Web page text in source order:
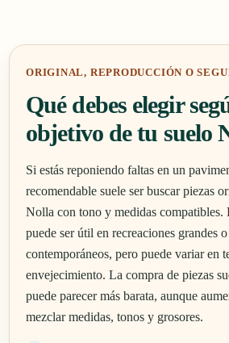
ORIGINAL, REPRODUCCIÓN O
Qué debes elegir
objetivo de tu suelo
Si estás reponiendo faltas en un
recomendable suele ser buscar piezas
Nolla con tono y medidas compatibles.
puede ser útil en recreaciones grandes
contemporáneos, pero puede variar en
envejecimiento. La compra de piezas
puede parecer más barata, aunque
mezclar medidas, tonos y grosores.